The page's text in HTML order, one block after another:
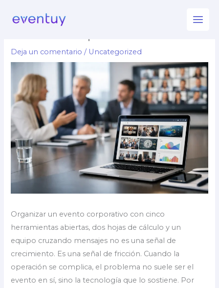
Mejores plataformas para
Deja un comentario / Uncategorized
Organizar un evento corporativo con cinco
herramientas abiertas, dos hojas de cálculo y un
equipo cruzando mensajes no es una señal de
crecimiento. Es una señal de fricción. Cuando la
operación se complica, el problema no suele ser el
evento en sí, sino la tecnología que lo sostiene. Por